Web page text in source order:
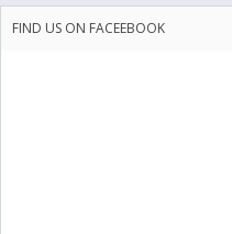
FIND US ON FACEEBOOK